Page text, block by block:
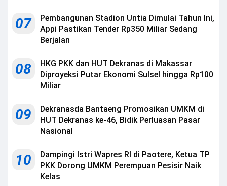
07
Pembangunan Stadion Untia Dimulai Tahun Ini,
Appi Pastikan Tender Rp350 Miliar Sedang
Berjalan
08
HKG PKK dan HUT Dekranas di Makassar
Diproyeksi Putar Ekonomi Sulsel hingga Rp100
Miliar
09
Dekranasda Bantaeng Promosikan UMKM di
HUT Dekranas ke-46, Bidik Perluasan Pasar
Nasional
10
Dampingi Istri Wapres RI di Paotere, Ketua TP
PKK Dorong UMKM Perempuan Pesisir Naik
Kelas